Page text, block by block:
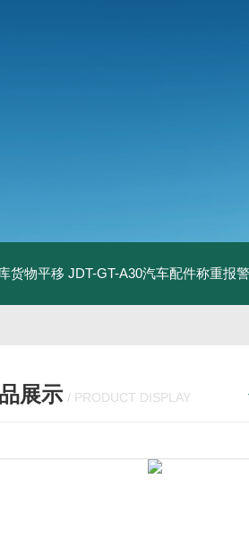
货物平移 JDT-GT-A30汽车配件称重报
展示 / PRODUCT DISPLAY